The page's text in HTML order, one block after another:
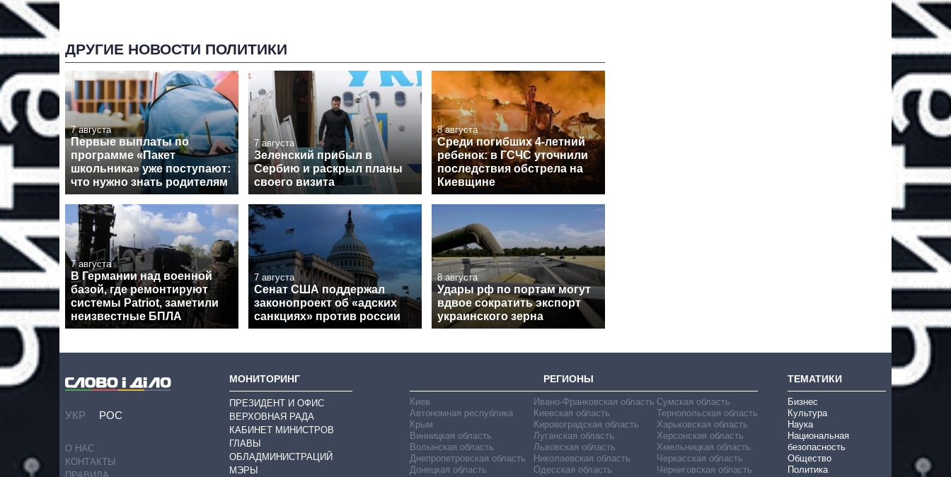
ДРУГИЕ НОВОСТИ ПОЛИТИКИ
7 августа
Первые выплаты по
программе «Пакет
школьника» уже поступают:
что нужно знать родителям
7 августа
Зеленский прибыл в
Сербию и раскрыл планы
своего визита
8 августа
Среди погибших 4-летний
ребенок: в ГСЧС уточнили
последствия обстрела на
Киевщине
7 августа
В Германии над военной
базой, где ремонтируют
системы Patriot, заметили
неизвестные БПЛА
7 августа
Сенат США поддержал
законопроект об «адских
санкциях» против россии
8 августа
Удары рф по портам могут
вдвое сократить экспорт
украинского зерна
УКР РОС
О НАС
КОНТАКТЫ
МОНИТОРИНГ
ПРЕЗИДЕНТ И ОФИС
ВЕРХОВНАЯ РАДА
КАБИНЕТ МИНИСТРОВ
ГЛАВЫ
ОБЛАДМИНИСТРАЦИЙ
МЭРЫ
РЕГИОНЫ
Киев
Автономная республика
Крым
Винницкая область
Волынская область
Днепропетровская область
Донецкая область
Ивано-Франковская область
Киевская область
Кировоградская область
Луганская область
Львовская область
Николаевская область
Одесская область
Сумская область
Тернопольская область
Харьковская область
Херсонская область
Хмельницкая область
Черкасская область
Черниговская область
ТЕМАТИКИ
Бизнес
Культура
Наука
Национальная
безопасность
Общество
Политика